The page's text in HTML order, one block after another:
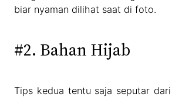
biar nyaman dilihat saat di foto.
#2. Bahan Hijab
Tips kedua tentu saja seputar